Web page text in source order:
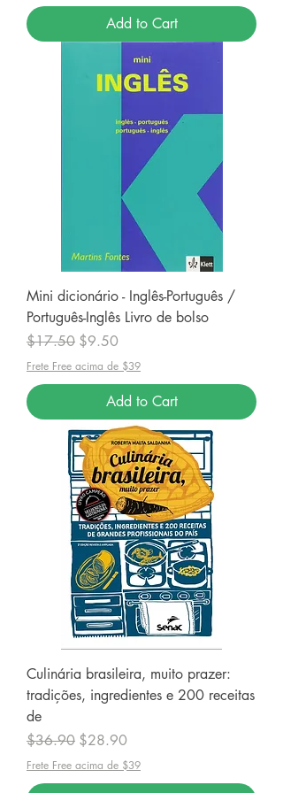
Add to Cart
Mini dicionário - Inglês-Português /
Português-Inglês Livro de bolso
Regular Price
$17.50 Sale Price
$9.50
Frete Free acima de $39
Add to Cart
Culinária brasileira, muito prazer:
tradições, ingredientes e 200 receitas
de
Regular Price
$36.90 Sale Price
$28.90
Frete Free acima de $39